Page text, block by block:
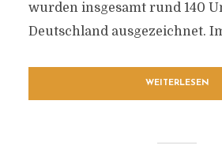
wurden insgesamt rund 140
Deutschland ausgezeichnet.
WEITERLESEN